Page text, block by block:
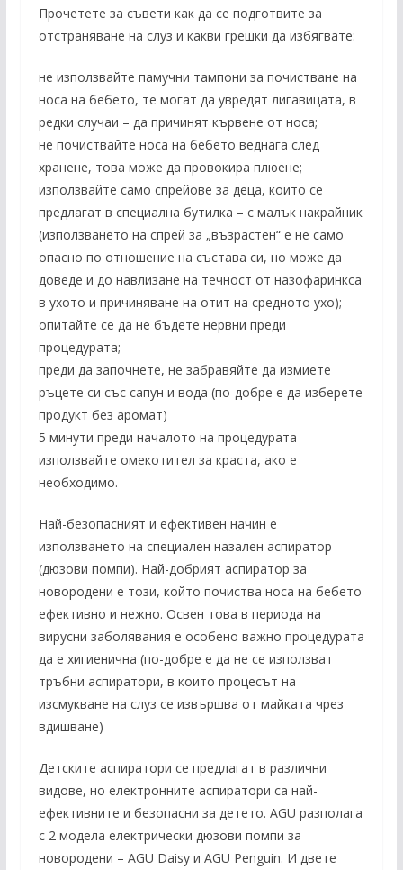
Прочетете за съвети как да се подготвите за
отстраняване на слуз и какви грешки да избягвате:
не използвайте памучни тампони за почистване на
носа на бебето, те могат да увредят лигавицата, в
редки случаи – да причинят кървене от носа;
не почиствайте носа на бебето веднага след
хранене, това може да провокира плюене;
използвайте само спрейове за деца, които се
предлагат в специална бутилка – с малък накрайник
(използването на спрей за „възрастен“ е не само
опасно по отношение на състава си, но може да
доведе и до навлизане на течност от назофаринкса
в ухото и причиняване на отит на средното ухо);
опитайте се да не бъдете нервни преди
процедурата;
преди да започнете, не забравяйте да измиете
ръцете си със сапун и вода (по-добре е да изберете
продукт без аромат)
5 минути преди началото на процедурата
използвайте омекотител за краста, ако е
необходимо.
Най-безопасният и ефективен начин е
използването на специален назален аспиратор
(дюзови помпи). Най-добрият аспиратор за
новородени е този, който почиства носа на бебето
ефективно и нежно. Освен това в периода на
вирусни заболявания е особено важно процедурата
да е хигиенична (по-добре е да не се използват
тръбни аспиратори, в които процесът на
изсмукване на слуз се извършва от майката чрез
вдишване)
Детските аспиратори се предлагат в различни
видове, но електронните аспиратори са най-
ефективните и безопасни за детето. AGU разполага
с 2 модела електрически дюзови помпи за
новородени – AGU Daisy и AGU Penguin. И двете